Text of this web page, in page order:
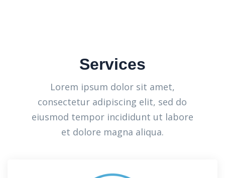
Services
Lorem ipsum dolor sit amet,
consectetur adipiscing elit, sed do
eiusmod tempor incididunt ut labore
et dolore magna aliqua.